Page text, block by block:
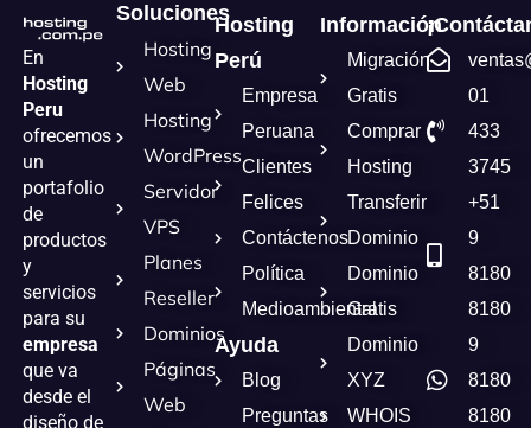
En
Hosting
Peru
ofrecemos
un
portafolio
de
productos
y
servicios
para su
empresa
que va
desde el
diseño de
Soluciones
Hosting
Web
Hosting
WordPress
Servidor
VPS
Planes
Reseller
Dominios
Páginas
Web
Hosting
Perú
Empresa
Peruana
Clientes
Felices
Contáctenos
Política
Medioambiental
Ayuda
Blog
Preguntas
Información
Migración
Gratis
Comprar
Hosting
Transferir
Dominio
Dominio
Gratis
Dominio
XYZ
WHOIS
01
433
3745
+51
9
8180
8180
9
8180
8180